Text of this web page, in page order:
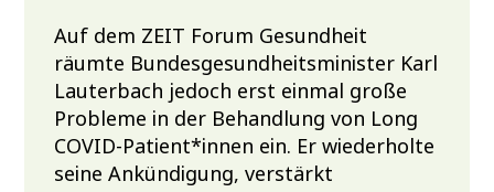
Auf dem ZEIT Forum Gesundheit
räumte Bundesgesundheitsminister Karl
Lauterbach jedoch erst einmal große
Probleme in der Behandlung von Long
COVID-Patient*innen ein. Er wiederholte
seine Ankündigung, verstärkt